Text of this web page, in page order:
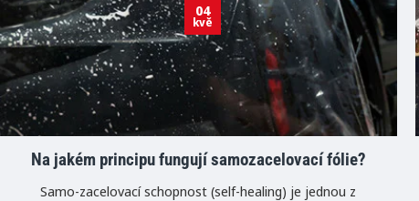
04
kvě
Na jakém principu fungují samozacelovací fólie?
Samo-zacelovací schopnost (self-healing) je jednou z